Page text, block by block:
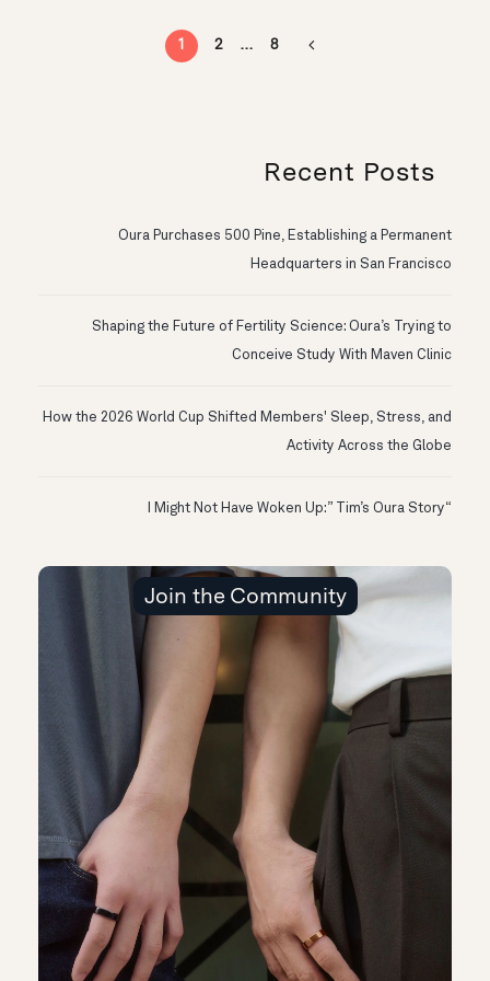
1 2 … 8
Recent Posts
Oura Purchases 500 Pine, Establishing a Permanent
Headquarters in San Francisco
Shaping the Future of Fertility Science: Oura’s Trying to
Conceive Study With Maven Clinic
How the 2026 World Cup Shifted Members' Sleep, Stress, and
Activity Across the Globe
“I Might Not Have Woken Up:” Tim’s Oura Story
Join the Community